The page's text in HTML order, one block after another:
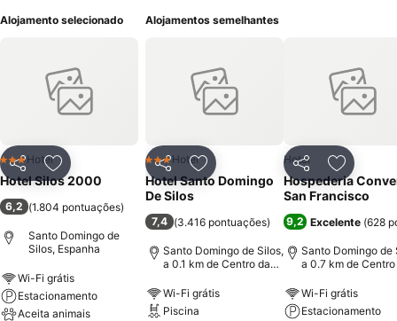
Alojamento selecionado
PartilharAdicionar aos favoritos
3 Estrelas
Hotel
Hotel Silos 2000
6,2 (1.804 pontuações)
Santo Domingo de
Silos, Espanha
Wi-Fi grátis
Estacionamento
Aceita animais
Alojamentos semelhantes
PartilharAdicionar aos favoritos
3 Estrelas
Hotel
Hotel Santo Domingo
De Silos
7,4 (3.416 pontuações)
Santo Domingo de Silos,
a 0.1 km de Centro da
Wi-Fi grátis
Piscina
Partilhar
Hotel
Hospederia
San Francisco
9,2 Excelente (628
Santo Domingo de
a 0.7 km de
Wi-Fi grátis
Estacionamento